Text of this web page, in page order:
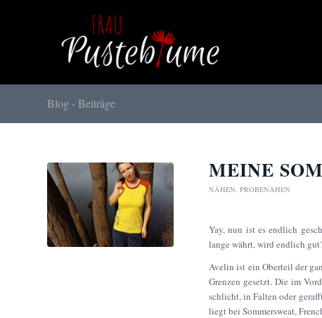
Blog - Beiträge
MEINE
NÄHEN, PROBENÄHEN
Yay, nun ist es endlich
lange währt, wird endlich
Avelin ist ein Oberteil der
Grenzen gesetzt. Die im
schlicht, in Falten oder
liegt bei Sommersweat,